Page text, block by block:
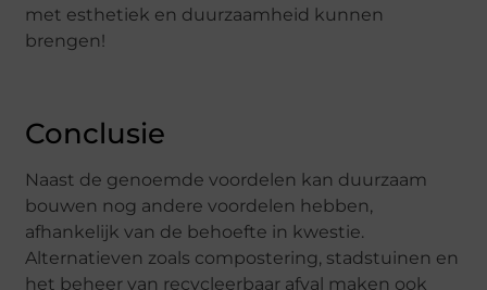
met esthetiek en duurzaamheid kunnen
brengen!
Conclusie
Naast de genoemde voordelen kan duurzaam
bouwen nog andere voordelen hebben,
afhankelijk van de behoefte in kwestie.
Alternatieven zoals compostering, stadstuinen en
het beheer van recycleerbaar afval maken ook